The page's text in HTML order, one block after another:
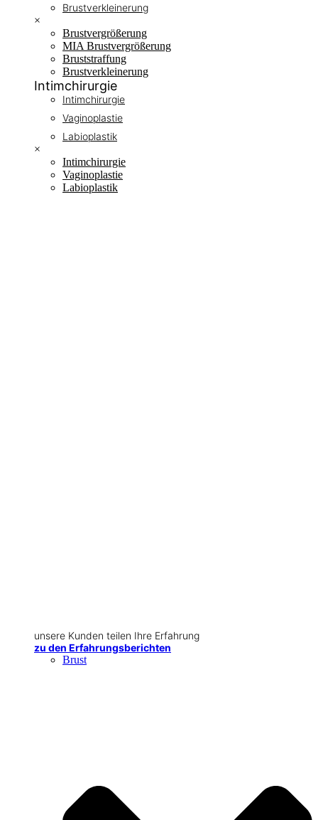
Brustverkleinerung
×
Brustvergrößerung
MIA Brustvergrößerung
Bruststraffung
Brustverkleinerung
Intimchirurgie
Intimchirurgie
Vaginoplastie
Labioplastik
×
Intimchirurgie
Vaginoplastie
Labioplastik
unsere Kunden teilen Ihre Erfahrung
zu den Erfahrungsberichten
Brust